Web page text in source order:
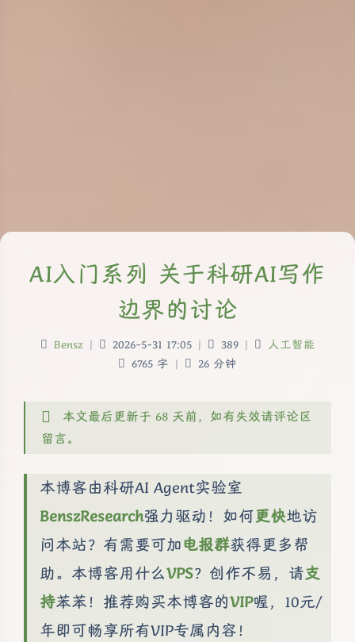
AI入门系列 关于科研AI写作
边界的讨论
Bensz | 2026-5-31 17:05 | 389 |
人工智能
6765 字 | 26 分钟
本文最后更新于 68 天前，如有失效请评论区
留言。
本博客由科研AI Agent实验室
BenszResearch强力驱动！如何更快地访
问本站？有需要可加电报群获得更多帮
助。本博客用什么VPS？创作不易，请支
持苯苯！推荐购买本博客的VIP喔，10元/
年即可畅享所有VIP专属内容！